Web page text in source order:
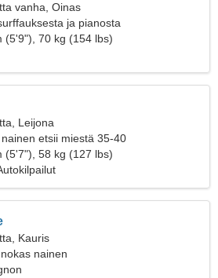
vanha, Oinas
ja pianosta
(5'9"), 70 kg (154 lbs)
Leijona
etsii miestä 35-40
(5'7"), 58 kg (127 lbs)
Kauris
nainen